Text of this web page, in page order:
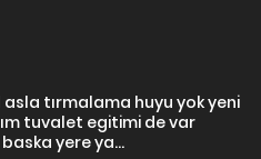
asla tırmalama huyu yok yeni
tuvalet egitimi de var
yere ya...